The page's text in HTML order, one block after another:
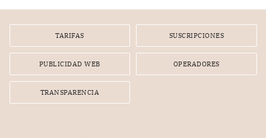
TARIFAS SUSCRIPCIONES
PUBLICIDAD WEB OPERADORES
TRANSPARENCIA